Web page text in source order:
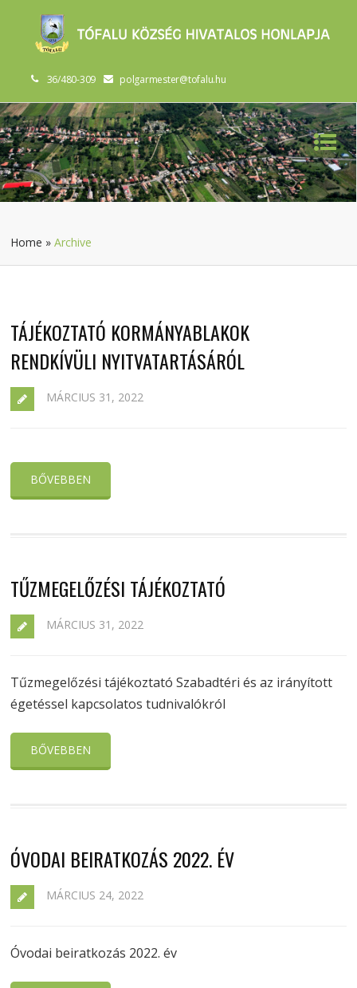
36/480-309 polgarmester@tofalu.hu
Home »Archive
TÁJÉKOZTATÓ KORMÁNYABLAKOK
RENDKÍVÜLI NYITVATARTÁSÁRÓL
MÁRCIUS 31, 2022
BŐVEBBEN
TŰZMEGELŐZÉSI TÁJÉKOZTATÓ
MÁRCIUS 31, 2022
Tűzmegelőzési tájékoztató Szabadtéri és az irányított
égetéssel kapcsolatos tudnivalókról
BŐVEBBEN
ÓVODAI BEIRATKOZÁS 2022. ÉV
MÁRCIUS 24, 2022
Óvodai beiratkozás 2022. év